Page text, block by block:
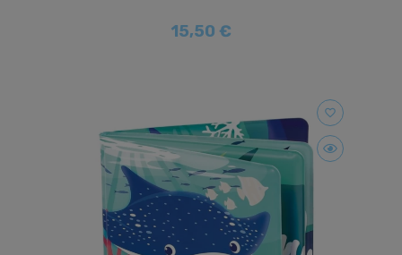
15,50 €
favorite_border